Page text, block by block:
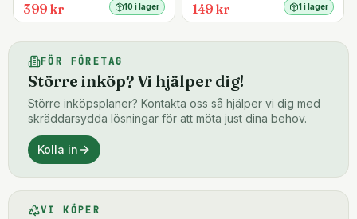
399 kr 10 i lager 149 kr 1 i lager
FÖR FÖRETAG
Större inköp? Vi hjälper dig!
Större inköpsplaner? Kontakta oss så hjälper vi dig med
skräddarsydda lösningar för att möta just dina behov.
Kolla in
VI KÖPER